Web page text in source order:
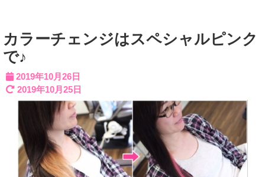
カラーチェンジはスペシャルピンク
で♪
2019年10月26日
2019年10月25日